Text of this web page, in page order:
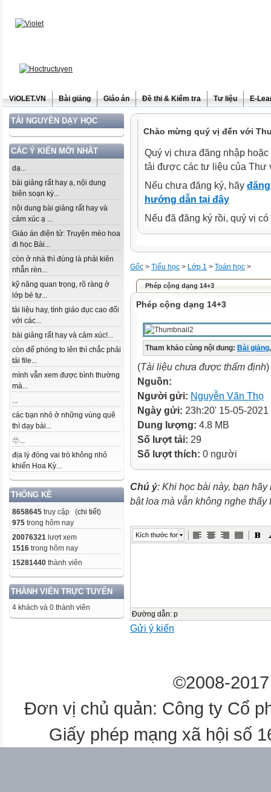
ViOLET.VN Bài giảng Giáo án Đề thi & Kiểm tra Tư liệu E-
TÀI NGUYÊN DẠY HỌC
CÁC Ý KIẾN MỚI NHẤT
dạ...
bài giảng rất hay ạ, nội dung
biên soạn kỳ...
nội dung bài giảng rất hay và
cảm xúc ạ ...
Giáo án điện tử: Truyện mèo hoa
đi học Bài...
còn ở nhà thì đúng là phải kiên
nhẫn rèn...
kỹ năng quan trọng, rõ ràng ở
lớp bé tự...
tài liệu hay, tính giáo dục cao đối
với các...
bài giảng rất hay và cảm xúc!...
còn để phóng to lên thì chắc phải
tải file...
mình vẫn xem được bình thường
mà...
...
các bạn nhỏ ở những vùng quê
thì dạy bài...
🫥...
địa lý đóng vai trò không nhỏ
khiến Hoa Kỳ...
THỐNG KÊ
8658645 truy cập (chi tiết)
975 trong hôm nay
20076321 lượt xem
1516 trong hôm nay
15281440 thành viên
THÀNH VIÊN TRỰC TUYẾN
4 khách và 0 thành viên
Chào mừng quý vị đến với
Quý vị chưa đăng nhập
tải được các tư liệu của Thư
Nếu chưa đăng ký, hãy
hướng dẫn tại đây
Nếu đã đăng ký rồi, quý vị
Gốc > Tiểu học > Lớp 1 > Toán học >
Phép cộng dạng 14+3
Phép cộng dạng 14+3
Tham khảo cùng nội dung: Bài giảng,
(Tài liệu chưa được thẩm định)
Nguồn:
Người gửi: Nguyễn Văn Thọ
Ngày gửi: 23h:20' 15-05-2021
Dung lượng: 4.8 MB
Số lượt tải: 29
Số lượt thích: 0 người
Chú ý: Khi học bài này, bạn
bật loa mà vẫn không nghe
Kích thước font
Đường dẫn: p
Gửi ý kiến
©2008-
Đơn vị chủ quản: Công ty Cổ
Giấy phép mạng xã hội số